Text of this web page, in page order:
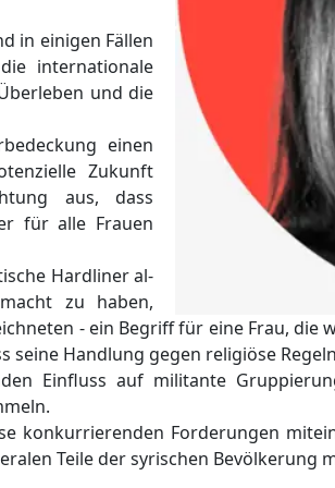
in einigen Fällen
internationale
und die
einen
Zukunft
aus, dass
für alle Frauen
Hardliner al-
zu haben,
- ein Begriff für eine Frau,
seine Handlung gegen religiöse
Einfluss auf militante
konkurrierenden Forderungen
Teile der syrischen Bevölkerung